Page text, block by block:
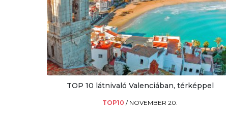
TOP 10 látnivaló Valenciában, térképpel
TOP10/ NOVEMBER 20.